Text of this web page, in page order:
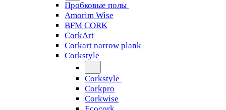
Пробковые полы
Amorim Wise
BFM CORK
CorkArt
Corkart narrow plank
Corkstyle
Corkstyle
Corkpro
Corkwise